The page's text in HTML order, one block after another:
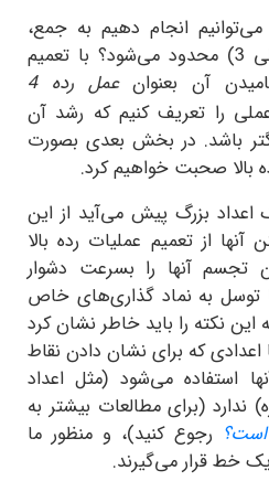
انجام دهیم به جمع،
ضرب، و توان (مراحل 1 الی 3) محدود می‌شود؟ با تعمیم
آن بعنوانعمل رده 4
را تعریف کنیم که رشد آن
باشد. در بخش بعدی بصورت
بالا صحبت خواهیم کرد.
اعداد بزرگ پیش می‌آید از این
از تعمیم عملیات رده بالا
تجسم آنها را بسرعت دشوار
توسل به نماد گذاری‌های خاص
این نکته را باید خاطر نشان کرد
اعدادی که برای نشان دادن نقاط
استفاده می‌شود (مثل اعداد
ندارد (برای مطالعات بیشتر به
است؟ رجوع کنید)، و منظور ما
خط قرار می‌گیرند.